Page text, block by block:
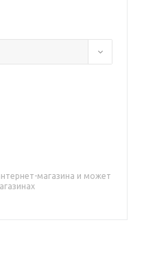
магазина и может